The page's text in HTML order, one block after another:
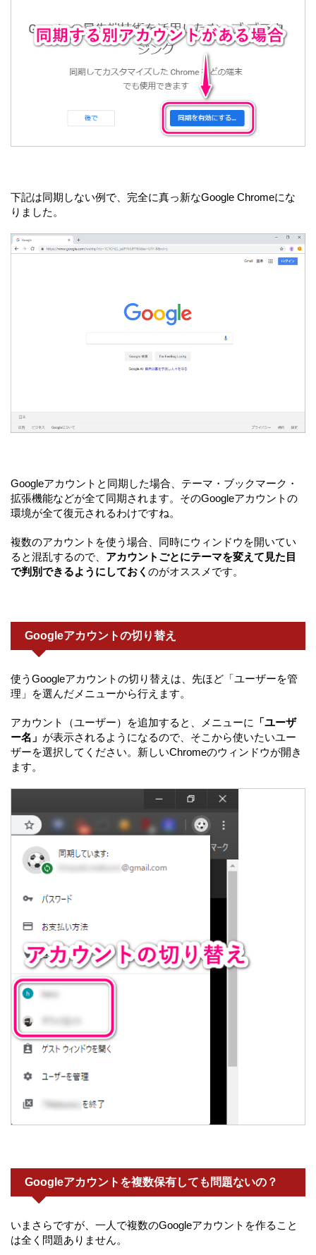
下記は同期しない例で、完全に真っ新なGoogle Chromeにな
りました。
Googleアカウントと同期した場合、テーマ・ブックマーク・
拡張機能などが全て同期されます。そのGoogleアカウントの
環境が全て復元されるわけですね。
複数のアカウントを使う場合、同時にウィンドウを開いてい
ると混乱するので、 アカウントごとにテーマを変えて見た目
で判別できるようにしておく のがオススメです。
Googleアカウントの切り替え
使うGoogleアカウントの切り替えは、先ほど「ユーザーを管
理」を選んだメニューから行えます。
アカウント（ユーザー）を追加すると、メニューに
「ユーザ
ー名」 が表示されるようになるので、そこから使いたいユー
ザーを選択してください。新しいChromeのウィンドウが開き
ます。
Googleアカウントを複数保有しても問題ないの？
いまさらですが、一人で複数のGoogleアカウントを作ること
は全く問題ありません。